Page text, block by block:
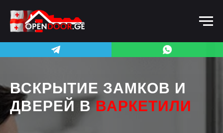
ВСКРЫТИЕ ЗАМКОВ И
ДВЕРЕЙ ВВАРКЕТИЛИ